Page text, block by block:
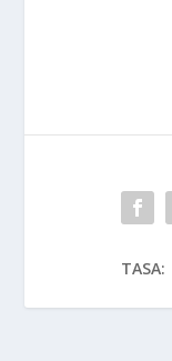
TASA: